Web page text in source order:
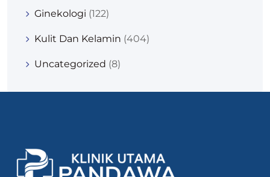
Ginekologi (122)
Kulit Dan Kelamin (404)
Uncategorized (8)